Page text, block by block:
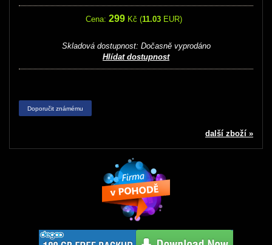
Cena: 299 Kč (11.03EUR)
Skladová dostupnost: Dočasně vyprodáno
Hlídat dostupnost
Doporučit známému
další zboží »